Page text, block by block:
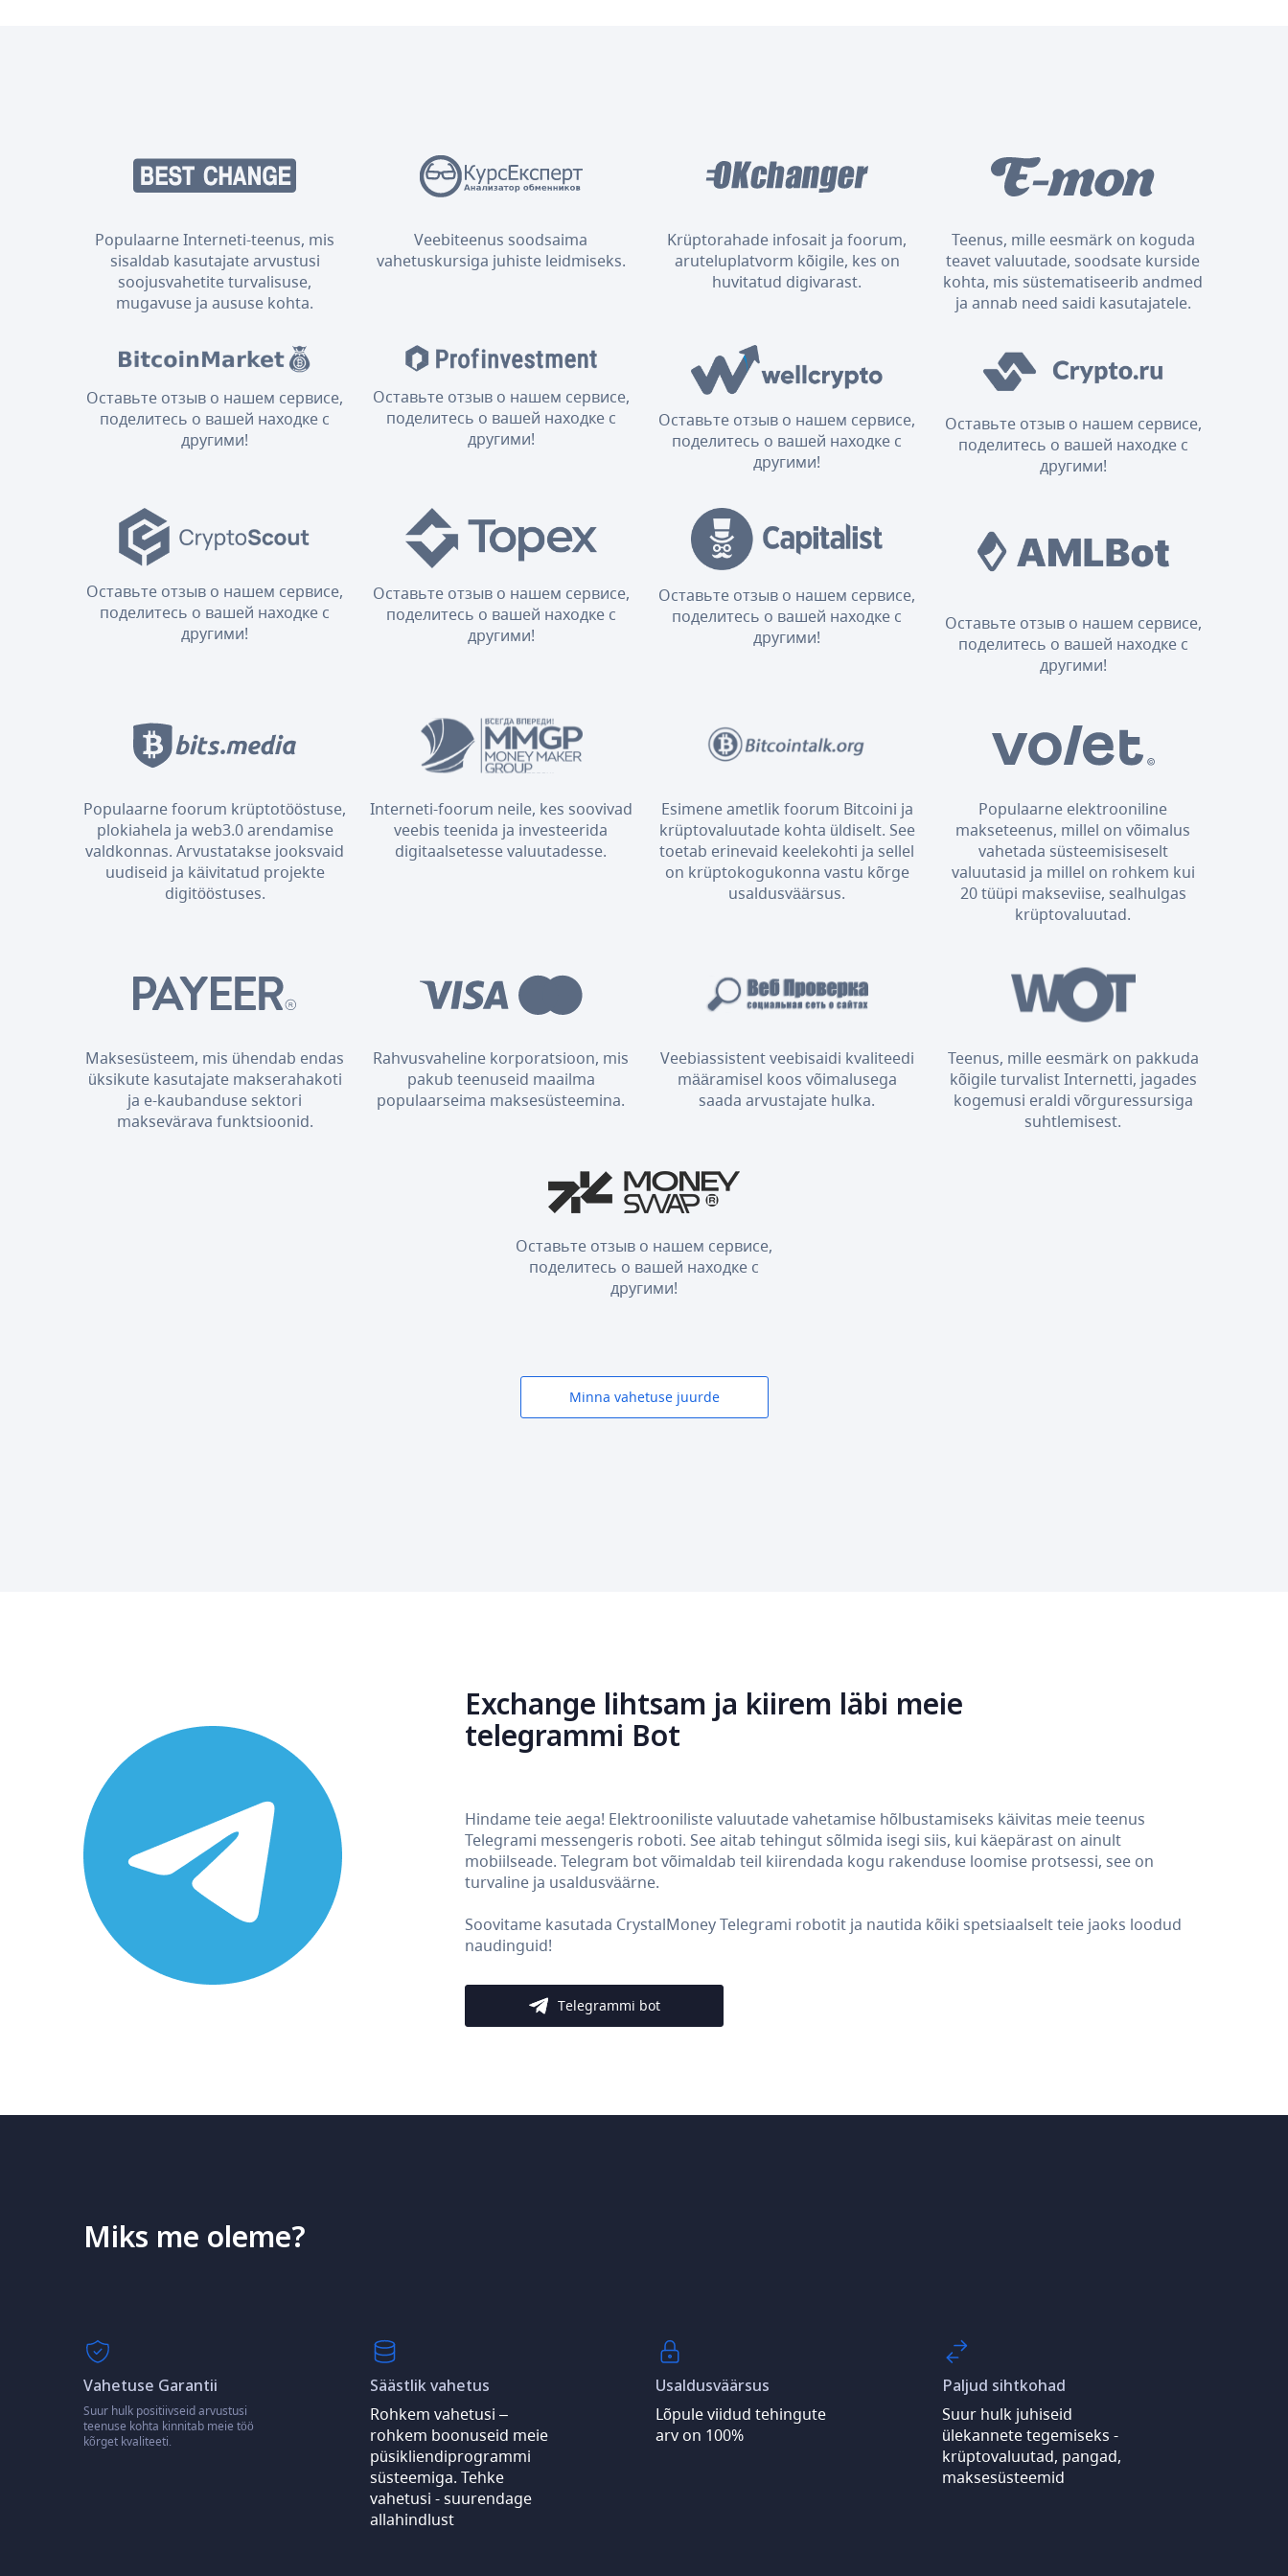
Populaarne Interneti-teenus, mis
sisaldab kasutajate arvustusi
soojusvahetite turvalisuse,
mugavuse ja aususe kohta.
Veebiteenus soodsaima
vahetuskursiga juhiste leidmiseks.
Krüptorahade infosait ja foorum,
aruteluplatvorm kõigile, kes on
huvitatud digivarast.
Teenus, mille eesmärk on koguda
teavet valuutade, soodsate kurside
kohta, mis süstematiseerib andmed
ja annab need saidi kasutajatele.
Оставьте отзыв о нашем сервисе,
поделитесь о вашей находке с
другими!
Оставьте отзыв о нашем сервисе,
поделитесь о вашей находке с
другими!
Оставьте отзыв о нашем сервисе,
поделитесь о вашей находке с
другими!
Оставьте отзыв о нашем сервисе,
поделитесь о вашей находке с
другими!
Оставьте отзыв о нашем сервисе,
поделитесь о вашей находке с
другими!
Оставьте отзыв о нашем сервисе,
поделитесь о вашей находке с
другими!
Оставьте отзыв о нашем сервисе,
поделитесь о вашей находке с
другими!
Оставьте отзыв о нашем сервисе,
поделитесь о вашей находке с
другими!
Populaarne foorum krüptotööstuse,
plokiahela ja web3.0 arendamise
valdkonnas. Arvustatakse jooksvaid
uudiseid ja käivitatud projekte
digitööstuses.
Interneti-foorum neile, kes soovivad
veebis teenida ja investeerida
digitaalsetesse valuutadesse.
Esimene ametlik foorum Bitcoini ja
krüptovaluutade kohta üldiselt. See
toetab erinevaid keelekohti ja sellel
on krüptokogukonna vastu kõrge
usaldusväärsus.
Populaarne elektrooniline
makseteenus, millel on võimalus
vahetada süsteemisiseselt
valuutasid ja millel on rohkem kui
20 tüüpi makseviise, sealhulgas
krüptovaluutad.
Maksesüsteem, mis ühendab endas
üksikute kasutajate makserahakoti
ja e-kaubanduse sektori
maksevärava funktsioonid.
Rahvusvaheline korporatsioon, mis
pakub teenuseid maailma
populaarseima maksesüsteemina.
Veebiassistent veebisaidi kvaliteedi
määramisel koos võimalusega
saada arvustajate hulka.
Teenus, mille eesmärk on pakkuda
kõigile turvalist Internetti, jagades
kogemusi eraldi võrguressursiga
suhtlemisest.
Оставьте отзыв о нашем сервисе,
поделитесь о вашей находке с
другими!
Minna vahetuse juurde
Exchange lihtsam ja kiirem läbi meie
telegrammi Bot
Hindame teie aega! Elektrooniliste valuutade vahetamise hõlbustamiseks käivitas meie teenus
Telegrami messengeris roboti. See aitab tehingut sõlmida isegi siis, kui käepärast on ainult
mobiilseade. Telegram bot võimaldab teil kiirendada kogu rakenduse loomise protsessi, see on
turvaline ja usaldusväärne.
Soovitame kasutada CrystalMoney Telegrami robotit ja nautida kõiki spetsiaalselt teie jaoks loodud
naudinguid!
Telegrammi bot
Miks me oleme?
Vahetuse Garantii
Suur hulk positiivseid arvustusi
teenuse kohta kinnitab meie töö
kõrget kvaliteeti.
Säästlik vahetus
Rohkem vahetusi –
rohkem boonuseid meie
püsikliendiprogrammi
süsteemiga. Tehke
vahetusi - suurendage
allahindlust
Usaldusväärsus
Lõpule viidud tehingute
arv on 100%
Paljud sihtkohad
Suur hulk juhiseid
ülekannete tegemiseks -
krüptovaluutad, pangad,
maksesüsteemid